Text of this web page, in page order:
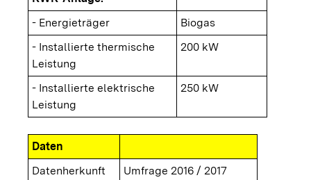
- Energieträger
Biogas
- Installierte thermische
Leistung
200 kW
- Installierte elektrische
Leistung
250 kW
Daten
Datenherkunft
Umfrage 2016 / 2017